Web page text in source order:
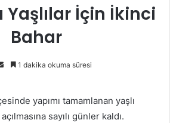
Yaşlılar İçin İkinci
Bahar
Bir
göndermek
1 dakika okuma süresi
yapımı tamamlanan yaşlı
sayılı günler kaldı.